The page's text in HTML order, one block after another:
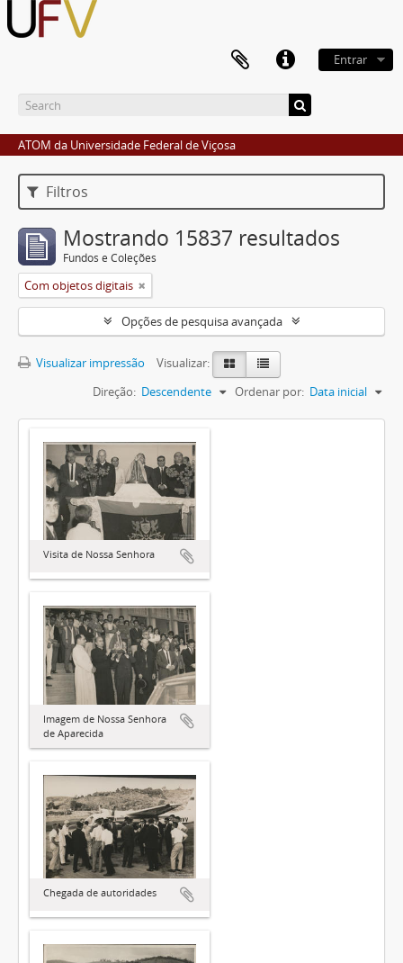
Entrar
ATOM da Universidade Federal de Viçosa
Filtros
Mostrando 15837 resultados
Fundos e Coleções
Com objetos digitais
Opções de pesquisa avançada
Visualizar impressão
Visualizar:
Ordenar por: Data inicial
Direção: Descendente
Visita de Nossa Senhora
Imagem de Nossa Senhora
de Aparecida
Chegada de autoridades